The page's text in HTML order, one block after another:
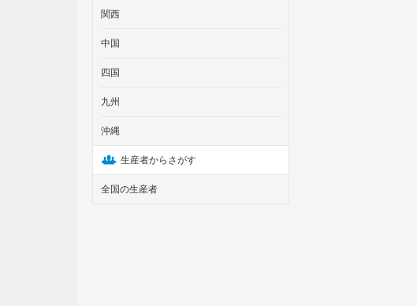
関西
中国
四国
九州
沖縄
生産者からさがす
全国の生産者